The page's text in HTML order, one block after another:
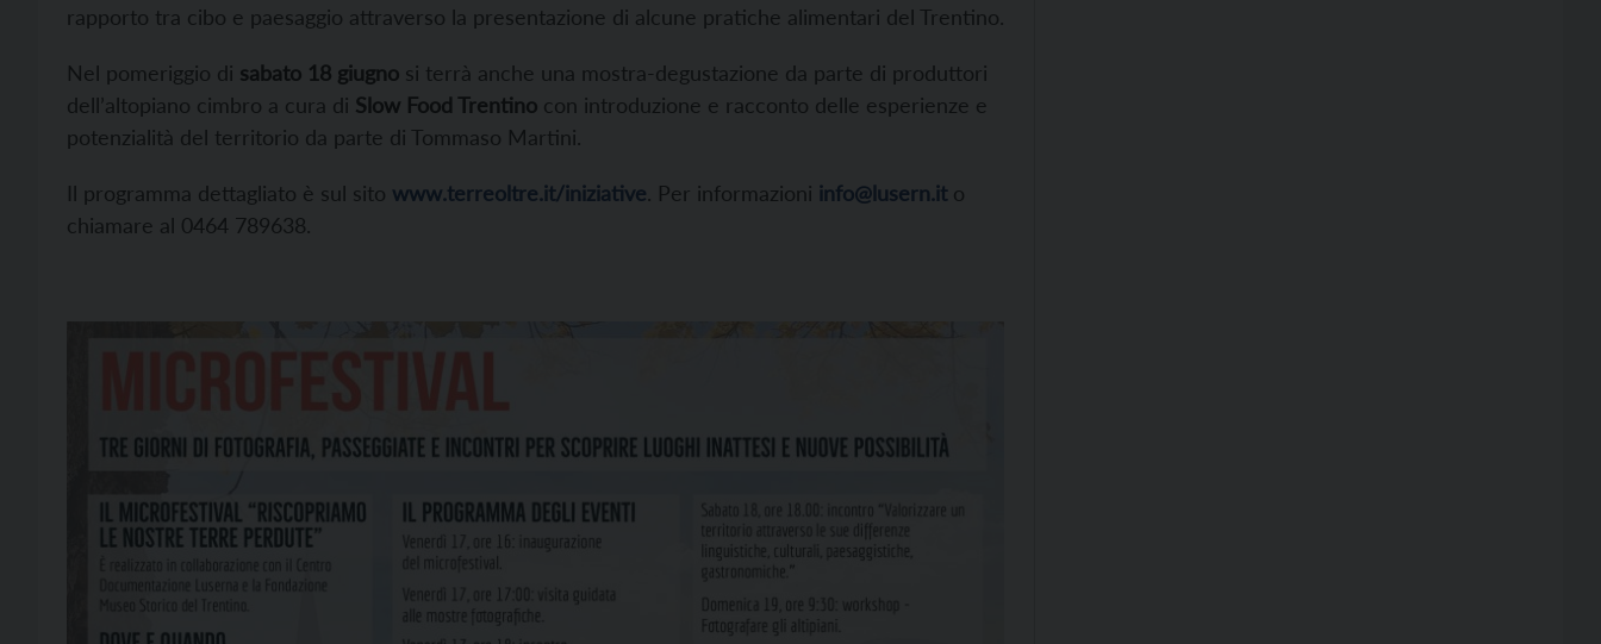
rapporto tra cibo e paesaggio attraverso la presentazione di alcune pratiche alimentari del Trentino.
Nel pomeriggio di sabato 18 giugno si terrà anche una mostra-degustazione da parte di produttori
dell’altopiano cimbro a cura di Slow Food Trentino con introduzione e racconto delle esperienze e
potenzialità del territorio da parte di Tommaso Martini.
Il programma dettagliato è sul sito www.terreoltre.it/iniziative. Per informazioni info@lusern.ito
chiamare al 0464 789638.